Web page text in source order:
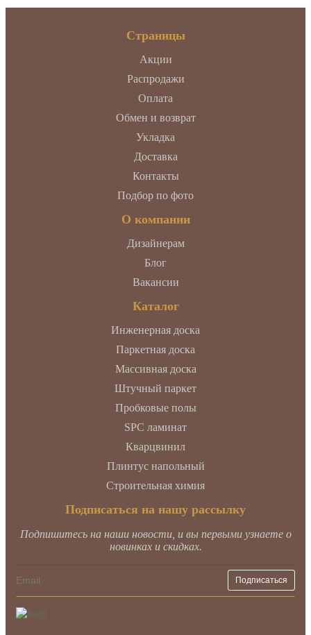
Страницы
Акции
Распродажи
Оплата
Обмен и возврат
Укладка
Доставка
Контакты
Подбор по фото
О компании
Дизайнерам
Блог
Вакансии
Каталог
Инженерная доска
Паркетная доска
Массивная доска
Штучный паркет
Пробковые полы
SPC ламинат
Кварцвинил
Плинтус напольный
Строительная химия
Подписаться на нашу рассылку
Подпишитесь на наши новости, и вы первыми узнаете о
новинках и скидках.